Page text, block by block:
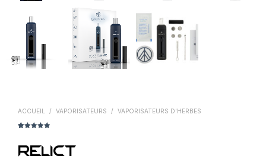
ACCUEIL / VAPORISATEURS / VAPORISATEURS D'HERBES
d'après
avis
clients
Relict